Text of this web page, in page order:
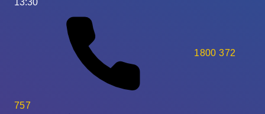
13:30
1800 372
757